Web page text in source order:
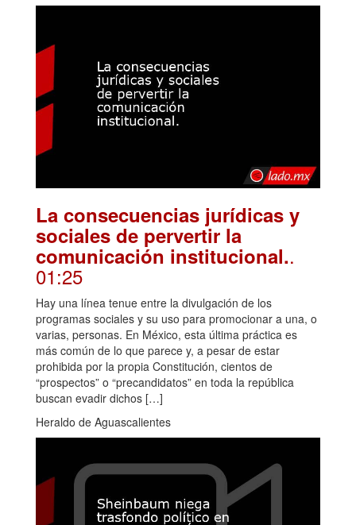
La consecuencias jurídicas y
sociales de pervertir la
comunicación institucional..
01:25
Hay una línea tenue entre la divulgación de los
programas sociales y su uso para promocionar a una, o
varias, personas. En México, esta última práctica es
más común de lo que parece y, a pesar de estar
prohibida por la propia Constitución, cientos de
“prospectos” o “precandidatos” en toda la república
buscan evadir dichos […]
Heraldo de Aguascalientes